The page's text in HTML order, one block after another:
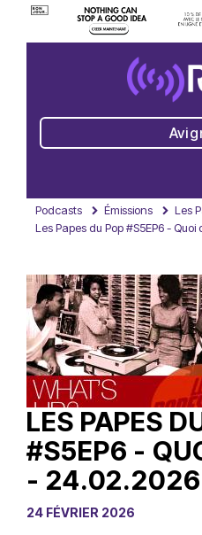
Podcasts Émissions
Les
Les Papes du Pop #S5EP6 -
LES PAPES
#S5EP6 -
- 24.02.2026
24 FÉVRIER 2026